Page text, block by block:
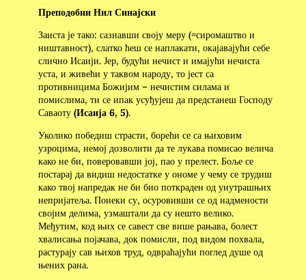
Преподобни Нил Синајски
Заиста је тако: сазнавши своју меру (=сиромаштво и
ништавност), слатко ћеш се наплакати, окајавајући себе
слично Исаији. Јер, будући нечист и имајући нечиста
уста, и живећи у таквом народу, то јест са
противницима Божијим – нечистим силама и
помислима, ти се ипак усуђујеш да предстанеш Господу
Саваоту (Исаија 6, 5).
Уколико победиш страсти, борећи се са њиховим
узроцима, немој дозволити да те лукава помисао велича
како не би, поверовавши јој, пао у прелест. Боље се
постарај да видиш недостатке у ономе у чему се трудиш
како твој напредак не би био поткраден од унутрашњих
непријатеља. Понеки су, осуровивши се од надмености
својим делима, узмаштали да су нешто велико.
Међутим, код њих се савест све више рањава, болест
хвалисања појачава, док помисли, под видом похвала,
растурају сав њихов труд, одвраћајући поглед душе од
њених рана.